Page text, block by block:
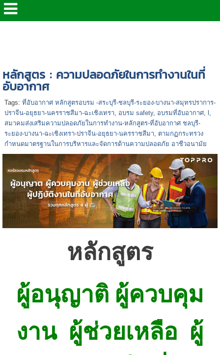
หลักสูตร : ความปลอดภัยในการทำงานในที่
อับอากาศ
Tags: ที่อับอากาศ หลักสูตรอบรม -สระบุรี-ชลบุรี-ระยอง-บางนา-สมุทรปราการ-
ปราจีน-อยุธยา-นครราชสีมา-ฉะเชิงเทรา, อบรม safety, อบรมที่อับอากาศ, ,
สมาคมส่งเสริมความปลอดภัยในการทำงาน-หลักสูตร-ที่อับอากาศ ชลบุรี-
ระยอง-บางนา-ฉะเชิงเทรา-ปราจีน-อยุธยา-นครราชสีมา, ตามกฏกระทรวง
กำหนดมาตรฐานในการบริหารและจัดการด้านความปลอดภัย อาชีวอนามัย
หลักสูตร
ผู้อนุญาติ ผู้ควบคุม
งาน ผู้ช่วยเหลือ ผู้